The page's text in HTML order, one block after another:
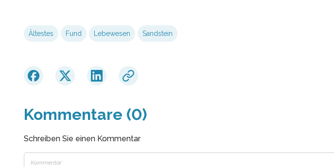
Ältestes Fund Lebewesen Sandstein
Kommentare (0)
Schreiben Sie einen Kommentar